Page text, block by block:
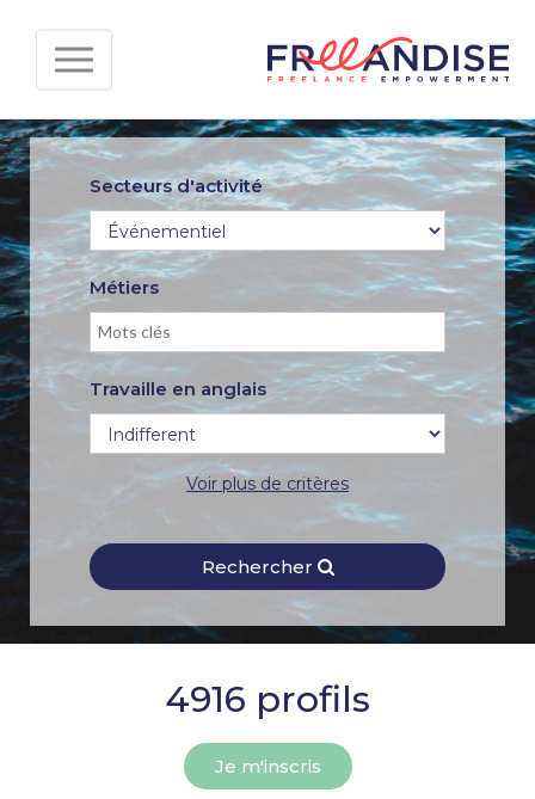
Secteurs d'activité
Métiers
Travaille en anglais
Voir plus de critères
Rechercher
4916 profils
Je m'inscris